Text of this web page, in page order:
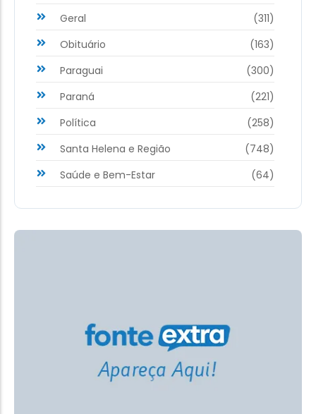
Geral
(311)
Obituário
(163)
Paraguai
(300)
Paraná
(221)
Política
(258)
Santa Helena e Região
(748)
Saúde e Bem-Estar
(64)